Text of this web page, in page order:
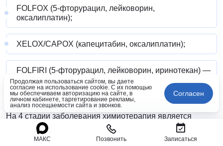
FOLFOX (5-фторурацил, лейковорин,
оксалиплатин);
XELOX/CAPOX (капецитабин, оксалиплатин);
FOLFIRI (5-фторурацил, лейковорин, иринотекан) —
преимущественно при распространённых формах
опухоли.
На 4 стадии заболевания химиотерапия является
основным лечебным методом, который направлен на
продление жизни пациента, улучшение её качества,
МАКС Позвонить Записаться
Продолжая пользоваться сайтом, вы даете
согласие на использование cookie. С их помощью
мы обеспечиваем авторизацию на сайте, в
личном кабинете, таргетирование рекламы,
анализ посещаемости сайта и звонков.
Согласен